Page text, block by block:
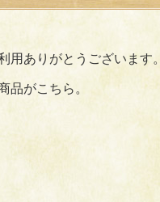
用ありがとうございます。
品がこちら。